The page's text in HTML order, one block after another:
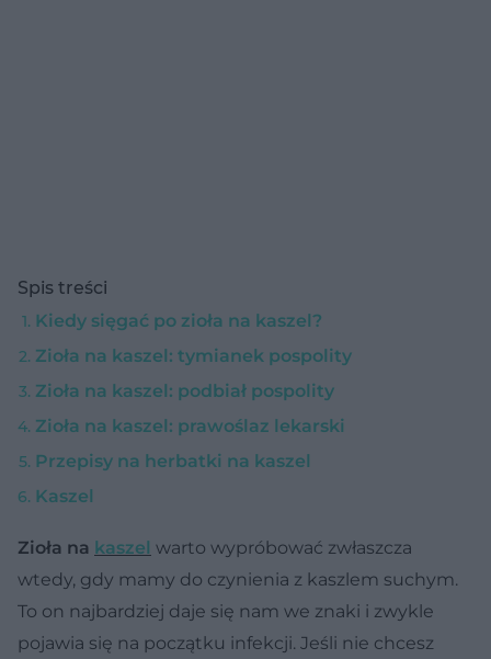
Spis treści
Kiedy sięgać po zioła na kaszel?
Zioła na kaszel: tymianek pospolity
Zioła na kaszel: podbiał pospolity
Zioła na kaszel: prawoślaz lekarski
Przepisy na herbatki na kaszel
Kaszel
Zioła na kaszel warto wypróbować zwłaszcza
wtedy, gdy mamy do czynienia z kaszlem suchym.
To on najbardziej daje się nam we znaki i zwykle
pojawia się na początku infekcji. Jeśli nie chcesz